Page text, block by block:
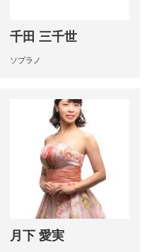
千田 三千世
ソプラノ
月下 愛実